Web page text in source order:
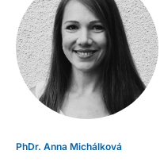
PhDr. Anna Michálková